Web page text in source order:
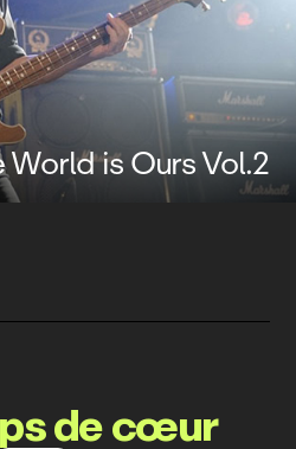
is Ours Vol.2
de cœur